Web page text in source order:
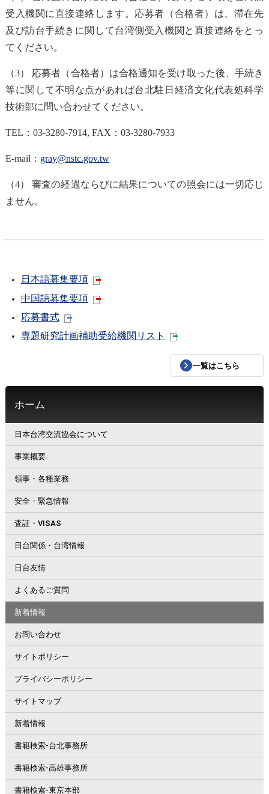
受入機関に直接連絡します。応募者（合格者）は、滞在先
及び訪台手続きに関して台湾側受入機関と直接連絡をとっ
てください。
（3） 応募者（合格者）は合格通知を受け取った後、手続き
等に関して不明な点があれば台北駐日経済文化代表処科学
技術部に問い合わせてください。
TEL ： 03-3280-7914, FAX ： 03-3280-7933
E-mail ： gray@nstc.gov.tw
（4） 審査の経過ならびに結果についての照会には一切応じ
ません。
日本語募集要項
中国語募集要項
応募書式
専題研究計画補助受給機関リスト
一覧はこちら
ホーム
日本台湾交流協会について
事業概要
領事・各種業務
安全・緊急情報
査証・VISAS
日台関係・台湾情報
日台友情
よくあるご質問
新着情報
お問い合わせ
サイトポリシー
プライバシーポリシー
サイトマップ
新着情報
書籍検索-台北事務所
書籍検索-高雄事務所
書籍検索-東京本部